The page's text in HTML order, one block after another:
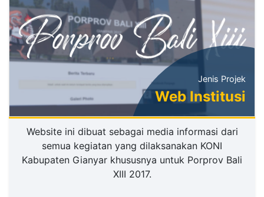
Jenis Projek
Web Institusi
Website ini dibuat sebagai media informasi dari
semua kegiatan yang dilaksanakan KONI
Kabupaten Gianyar khususnya untuk Porprov Bali
XIII 2017.